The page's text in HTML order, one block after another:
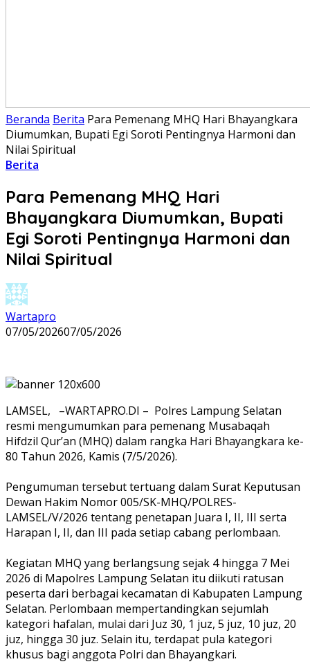
Beranda Berita Para Pemenang MHQ Hari Bhayangkara
Diumumkan, Bupati Egi Soroti Pentingnya Harmoni dan
Nilai Spiritual
Berita
Para Pemenang MHQ Hari
Bhayangkara Diumumkan, Bupati
Egi Soroti Pentingnya Harmoni dan
Nilai Spiritual
Wartapro
07/05/202607/05/2026
LAMSEL, –WARTAPRO.DI – Polres Lampung Selatan
resmi mengumumkan para pemenang Musabaqah
Hifdzil Qur’an (MHQ) dalam rangka Hari Bhayangkara ke-
80 Tahun 2026, Kamis (7/5/2026).
‎Pengumuman tersebut tertuang dalam Surat Keputusan
Dewan Hakim Nomor 005/SK-MHQ/POLRES-
LAMSEL/V/2026 tentang penetapan Juara I, II, III serta
Harapan I, II, dan III pada setiap cabang perlombaan.
‎Kegiatan MHQ yang berlangsung sejak 4 hingga 7 Mei
2026 di Mapolres Lampung Selatan itu diikuti ratusan
peserta dari berbagai kecamatan di Kabupaten Lampung
Selatan. Perlombaan mempertandingkan sejumlah
kategori hafalan, mulai dari Juz 30, 1 juz, 5 juz, 10 juz, 20
juz, hingga 30 juz. Selain itu, terdapat pula kategori
khusus bagi anggota Polri dan Bhayangkari.